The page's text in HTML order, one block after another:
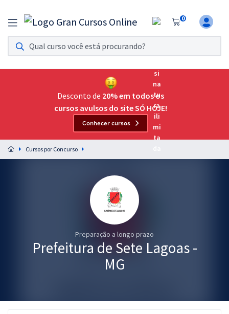
0
Assinatura Ilimitada 11
Acesso a todos os cursos. Teste grátis por 7 dias!
Assinatura OAB Até Passar
Acesso ilimitado a toda preparação para o Exame da
Preparação completa e intensiva para as principais
residências em saúde do Brasil
Desconto de 20% em todos os
cursos avulsos do site SÓ HOJE!
Conhecer cursos
Cursos por Concurso
Preparação a longo prazo
Prefeitura de Sete Lagoas -
MG